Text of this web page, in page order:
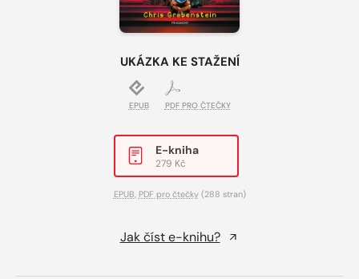
UKÁZKA KE STAŽENÍ
EPUB PDF PRO ČTEČKY
E-kniha
279 Kč
EPUB, PDF pro čtečky(288 stran)
Jak číst e-knihu?